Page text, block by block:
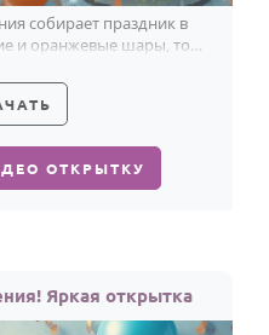
собирает праздник в
и оранжевые шары, торт
ОТКРЫТКУ
Яркая открытка